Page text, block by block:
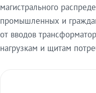
магистрального
промышленных и
от вводов
нагрузкам и щитам